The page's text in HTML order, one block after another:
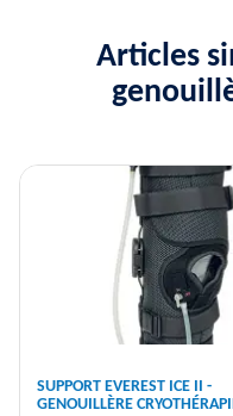
Articles
SUPPORT EVEREST ICE II -
GENOUILLÈRE